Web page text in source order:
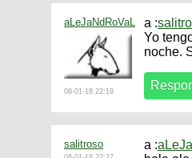
aLeJaNdRoVaL
08-01-18 22:19
a :
Yo
noche.
salitroso a :